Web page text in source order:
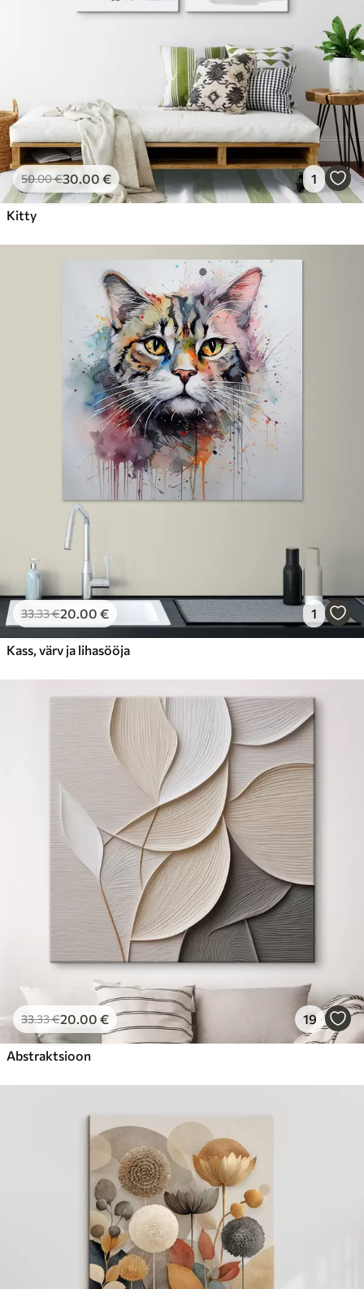
50.00€30.00 € 1
Kitty
33.33€20.00 € 1
Kass, värv ja lihasööja
33.33€20.00 € 19
Abstraktsioon